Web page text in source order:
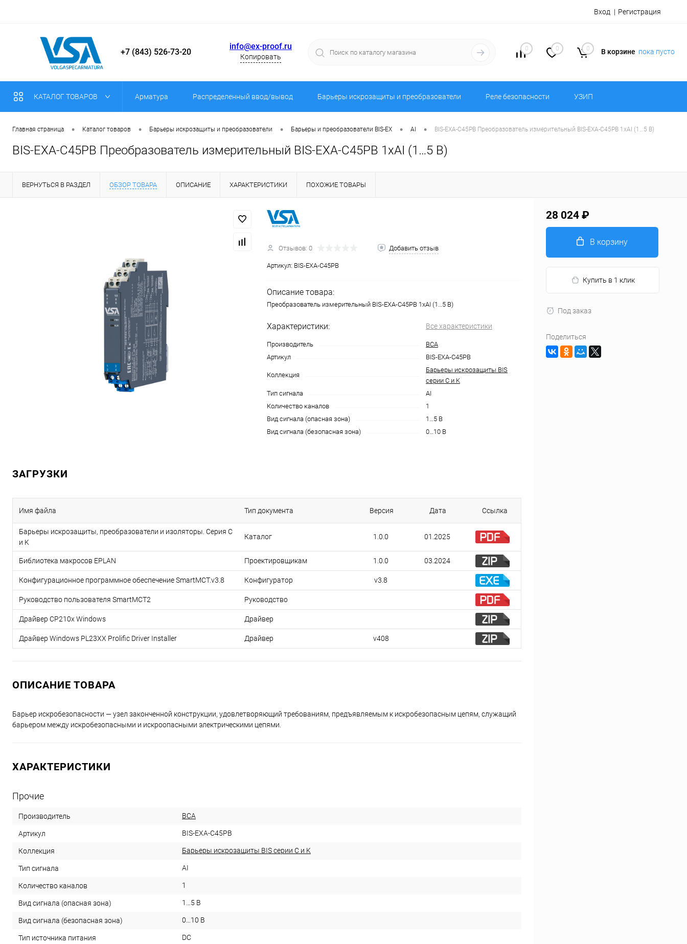
Вход Регистрация
+7 (843) 526-73-20
info@ex-proof.ru
Копировать
0 0 0 В корзине пока пусто
КАТАЛОГ ТОВАРОВ Арматура Распределенный ввод/вывод Барьеры искрозащиты и преобразователи Реле безопасности УЗИП
Главная страница • Каталог товаров • Барьеры искрозащиты и преобразователи • Барьеры и преобразователи BIS-EX • AI • BIS-EXA-C45PB Преобразователь измерительный BIS-EXA-C45PB 1хAI (1…5 В)
BIS-EXA-C45PB Преобразователь измерительный BIS-EXA-C45PB 1хAI (1…5 В)
ВЕРНУТЬСЯ В РАЗДЕЛ ОБЗОР ТОВАРА ОПИСАНИЕ ХАРАКТЕРИСТИКИ ПОХОЖИЕ ТОВАРЫ
Отзывов: 0 Добавить отзыв
Артикул: BIS-EXA-C45PB
Описание товара:
Преобразователь измерительный BIS-EXA-C45PB 1хAI (1…5 В)
Характеристики: Все характеристики
Производитель
ВСА
Артикул
BIS-EXA-C45PB
Коллекция
Барьеры искрозащиты BIS
серии С и K
Тип сигнала
AI
Количество каналов
1
Вид сигнала (опасная зона)
1…5 В
Вид сигнала (безопасная зона)
0…10 В
ЗАГРУЗКИ
Имя файла Тип документа Версия Дата Ссылка
Барьеры искрозащиты, преобразователи и изоляторы. Серия C
и K
Каталог 1.0.0 01.2025
Библиотека макросов EPLAN Проектировщикам 1.0.0 03.2024
Конфигурационное программное обеспечение SmartMCT.v3.8 Конфигуратор v3.8
Руководство пользователя SmartMCT2 Руководство
Драйвер CP210x Windows Драйвер
Драйвер Windows PL23XX Prolific Driver Installer Драйвер v408
ОПИСАНИЕ ТОВАРА
Барьер искробезопасности — узел законченной конструкции, удовлетворяющий требованиям, предъявляемым к искробезопасным цепям, служащий
барьером между искробезопасными и искроопасными электрическими цепями.
ХАРАКТЕРИСТИКИ
Прочие
Производитель ВСА
Артикул BIS-EXA-C45PB
Коллекция Барьеры искрозащиты BIS серии С и K
Тип сигнала AI
Количество каналов 1
Вид сигнала (опасная зона) 1…5 В
Вид сигнала (безопасная зона) 0…10 В
Тип источника питания DC
28 024 ₽
В корзину
Купить в 1 клик
Под заказ
Поделиться